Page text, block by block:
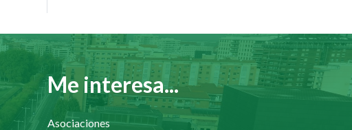
Me interesa...
Asociaciones